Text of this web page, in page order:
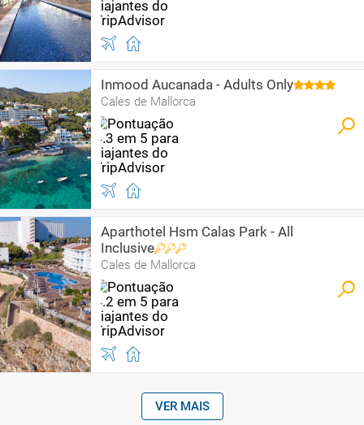
Inmood Aucanada - Adults Only
Cales de Mallorca
Aparthotel Hsm Calas Park - All
Inclusive
Cales de Mallorca
VER MAIS